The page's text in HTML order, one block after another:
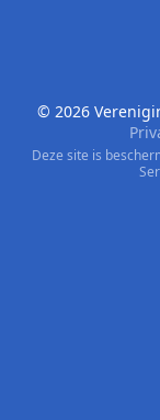
© 2026
Deze site is